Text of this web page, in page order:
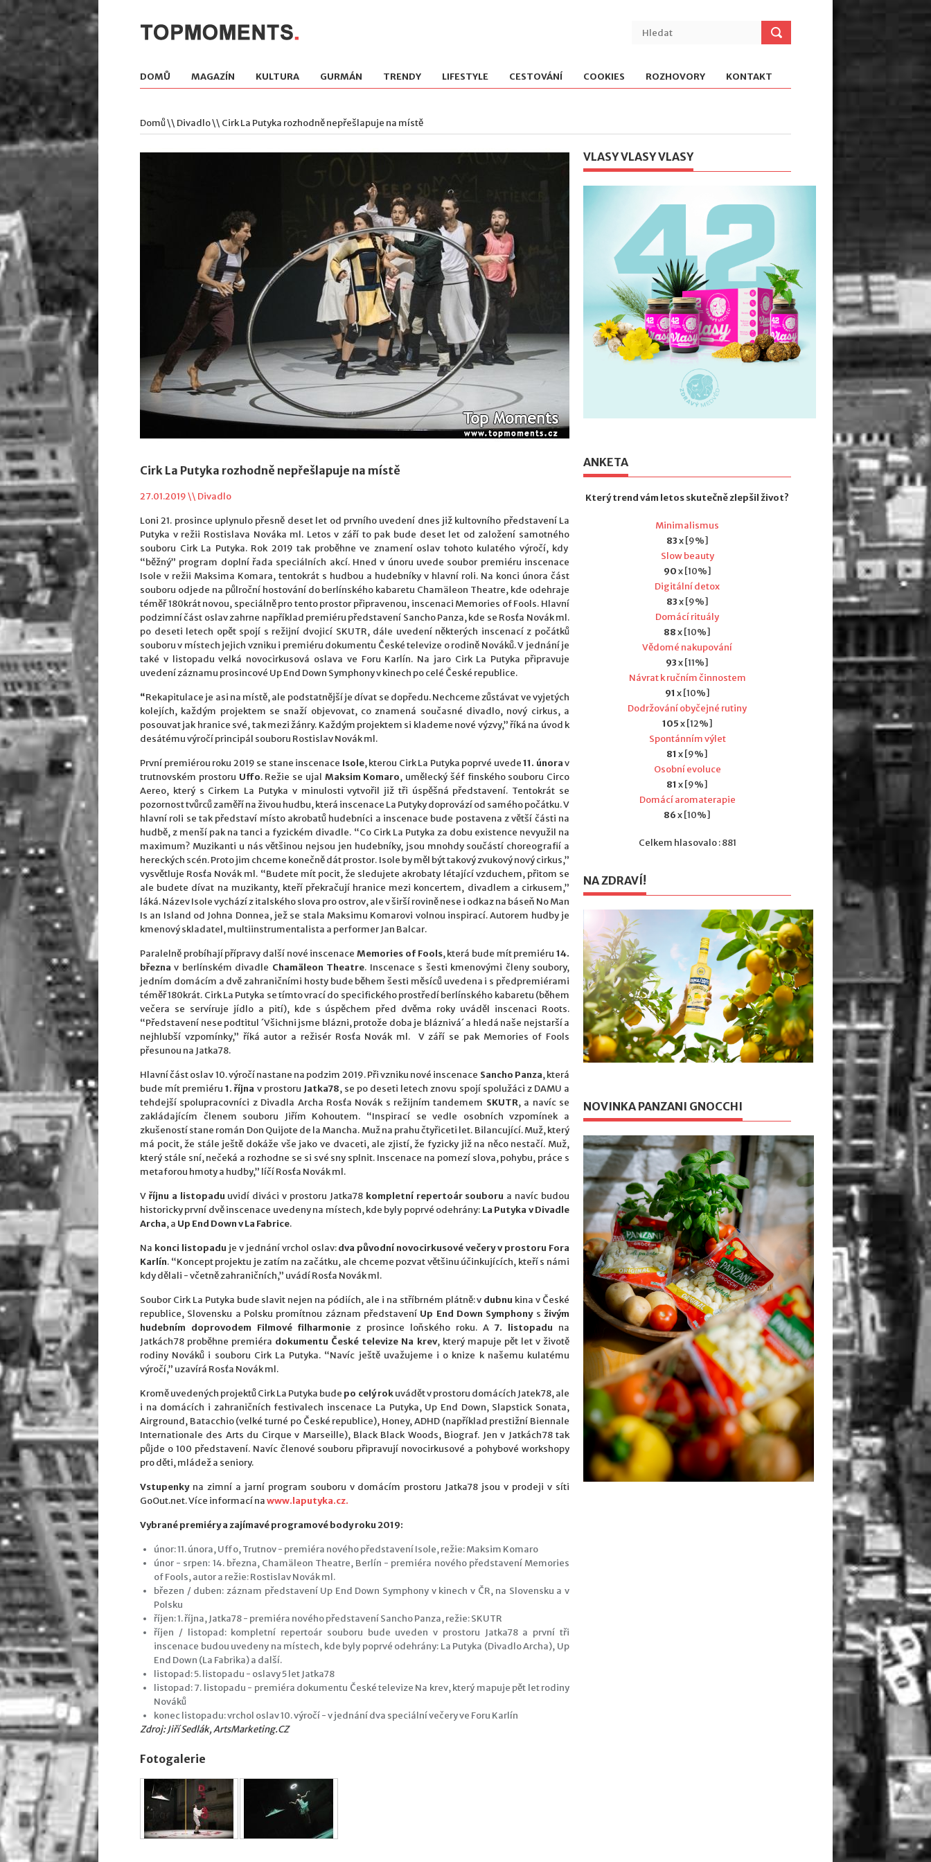
DOMŮ MAGAZÍN KULTURA GURMÁN TRENDY LIFESTYLE CESTOVÁNÍ COOKIES ROZHOVORY KONTAKT
Domů\\ Divadlo\\ Cirk La Putyka rozhodně nepřešlapuje na místě
Cirk La Putyka rozhodně nepřešlapuje na místě
27.01.2019 \\ Divadlo
Loni 21. prosince uplynulo přesně deset let od prvního uvedení dnes již kultovního představení La
Putyka v režii Rostislava Nováka ml. Letos v září to pak bude deset let od založení samotného
souboru Cirk La Putyka. Rok 2019 tak proběhne ve znamení oslav tohoto kulatého výročí, kdy
“běžný” program doplní řada speciálních akcí. Hned v únoru uvede soubor premiéru inscenace
Isole v režii Maksima Komara, tentokrát s hudbou a hudebníky v hlavní roli. Na konci února část
souboru odjede na půlroční hostování do berlínského kabaretu Chamäleon Theatre, kde odehraje
téměř 180krát novou, speciálně pro tento prostor připravenou, inscenaci Memories of Fools. Hlavní
podzimní část oslav zahrne například premiéru představení Sancho Panza, kde se Rosťa Novák ml.
po deseti letech opět spojí s režijní dvojicí SKUTR, dále uvedení některých inscenací z počátků
souboru v místech jejich vzniku i premiéru dokumentu České televize o rodině Nováků. V jednání je
také v listopadu velká novocirkusová oslava ve Foru Karlín. Na jaro Cirk La Putyka připravuje
uvedení záznamu prosincové Up End Down Symphony v kinech po celé České republice.
“Rekapitulace je asi na místě, ale podstatnější je dívat se dopředu. Nechceme zůstávat ve vyjetých
kolejích, každým projektem se snaží objevovat, co znamená současné divadlo, nový cirkus, a
posouvat jak hranice své, tak mezi žánry. Každým projektem si klademe nové výzvy,” říká na úvod k
desátému výročí principál souboru Rostislav Novák ml.
První premiérou roku 2019 se stane inscenace Isole, kterou Cirk La Putyka poprvé uvede11. únorav
trutnovském prostoru Uffo. Režie se ujal Maksim Komaro, umělecký šéf finského souboru Circo
Aereo, který s Cirkem La Putyka v minulosti vytvořil již tři úspěšná představení. Tentokrát se
pozornost tvůrců zaměří na živou hudbu, která inscenace La Putyky doprovází od samého počátku. V
hlavní roli se tak představí místo akrobatů hudebníci a inscenace bude postavena z větší části na
hudbě, z menší pak na tanci a fyzickém divadle. “Co Cirk La Putyka za dobu existence nevyužil na
maximum? Muzikanti u nás většinou nejsou jen hudebníky, jsou mnohdy součástí choreografií a
hereckých scén. Proto jim chceme konečně dát prostor. Isole by měl být takový zvukový nový cirkus,”
vysvětluje Rosťa Novák ml. “Budete mít pocit, že sledujete akrobaty létající vzduchem, přitom se
ale budete dívat na muzikanty, kteří překračují hranice mezi koncertem, divadlem a cirkusem,”
láká. Název Isole vychází z italského slova pro ostrov, ale v širší rovině nese i odkaz na báseň No Man
Is an Island od Johna Donnea, jež se stala Maksimu Komarovi volnou inspirací. Autorem hudby je
kmenový skladatel, multiinstrumentalista a performer Jan Balcar.
Paralelně probíhají přípravy další nové inscenaceMemories of Fools, která bude mít premiéru14.
března v berlínském divadle Chamäleon Theatre. Inscenace s šesti kmenovými členy soubory,
jedním domácím a dvě zahraničními hosty bude během šesti měsíců uvedena i s předpremiérami
téměř 180krát. Cirk La Putyka se tímto vrací do specifického prostředí berlínského kabaretu (během
večera se servíruje jídlo a pití), kde s úspěchem před dvěma roky uváděl inscenaci Roots.
“Představení nese podtitul ´Všichni jsme blázni, protože doba je bláznivá´ a hledá naše nejstarší a
nejhlubší vzpomínky,” říká autor a režisér Rosťa Novák ml. V září se pak Memories of Fools
přesunou na Jatka78.
Hlavní část oslav 10. výročí nastane na podzim 2019. Při vzniku nové inscenace Sancho Panza, která
bude mít premiéru1. října v prostoru Jatka78, se po deseti letech znovu spojí spolužáci z DAMU a
tehdejší spolupracovníci z Divadla Archa Rosťa Novák s režijním tandemem SKUTR, a navíc se
zakládajícím členem souboru Jiřím Kohoutem. “Inspirací se vedle osobních vzpomínek a
zkušeností stane román Don Quijote de la Mancha. Muž na prahu čtyřiceti let. Bilancující. Muž, který
má pocit, že stále ještě dokáže vše jako ve dvaceti, ale zjistí, že fyzicky již na něco nestačí. Muž,
který stále sní, nečeká a rozhodne se si své sny splnit. Inscenace na pomezí slova, pohybu, práce s
metaforou hmoty a hudby,” líčí Rosťa Novák ml.
V říjnu a listopadu uvidí diváci v prostoru Jatka78 kompletní repertoár souboru a navíc budou
historicky první dvě inscenace uvedeny na místech, kde byly poprvé odehrány: La Putyka v Divadle
Archa, a Up End Down v La Fabrice.
Na konci listopadu je v jednání vrchol oslav:dva původní novocirkusové večery v prostoru Fora
Karlín. “Koncept projektu je zatím na začátku, ale chceme pozvat většinu účinkujících, kteří s námi
kdy dělali - včetně zahraničních,” uvádí Rosťa Novák ml.
Soubor Cirk La Putyka bude slavit nejen na pódiích, ale i na stříbrném plátně: v dubnu kina v České
republice, Slovensku a Polsku promítnou záznam představení Up End Down Symphonysživým
hudebním doprovodem Filmové filharmonie z prosince loňského roku. A 7. listopadu na
Jatkách78 proběhne premiéra dokumentu České televize Na krev, který mapuje pět let v životě
rodiny Nováků i souboru Cirk La Putyka. “Navíc ještě uvažujeme i o knize k našemu kulatému
výročí,” uzavírá Rosťa Novák ml.
Kromě uvedených projektů Cirk La Putyka bude po celý rokuvádět v prostoru domácích Jatek78, ale
i na domácích i zahraničních festivalech inscenace La Putyka, Up End Down, Slapstick Sonata,
Airground, Batacchio (velké turné po České republice), Honey, ADHD (například prestižní Biennale
Internationale des Arts du Cirque v Marseille), Black Black Woods, Biograf. Jen v Jatkách78 tak
půjde o 100 představení. Navíc členové souboru připravují novocirkusové a pohybové workshopy
pro děti, mládež a seniory.
Vstupenky na zimní a jarní program souboru v domácím prostoru Jatka78 jsou v prodeji v síti
GoOut.net. Více informací nawww.laputyka.cz.
Vybrané premiéry a zajímavé programové body roku 2019:
únor: 11. února, Uffo, Trutnov - premiéra nového představení Isole, režie: Maksim Komaro
únor - srpen: 14. března, Chamäleon Theatre, Berlín - premiéra nového představení Memories
of Fools, autor a režie: Rostislav Novák ml.
březen / duben: záznam představení Up End Down Symphony v kinech v ČR, na Slovensku a v
Polsku
říjen: 1. října, Jatka78 - premiéra nového představení Sancho Panza, režie: SKUTR
říjen / listopad: kompletní repertoár souboru bude uveden v prostoru Jatka78 a první tři
inscenace budou uvedeny na místech, kde byly poprvé odehrány: La Putyka (Divadlo Archa), Up
End Down (La Fabrika) a další.
listopad: 5. listopadu - oslavy 5 let Jatka78
listopad: 7. listopadu - premiéra dokumentu České televize Na krev, který mapuje pět let rodiny
Nováků
konec listopadu: vrchol oslav 10. výročí - v jednání dva speciální večery ve Foru Karlín
Zdroj: Jiří Sedlák, ArtsMarketing.CZ
Fotogalerie
VLASY VLASY VLASY
ANKETA
Který trend vám letos skutečně zlepšil život?
Minimalismus
83x [9%]
Slow beauty
90x [10%]
Digitální detox
83x [9%]
Domácí rituály
88x [10%]
Vědomé nakupování
93x [11%]
Návrat k ručním činnostem
91 x [10%]
Dodržování obyčejné rutiny
105x [12%]
Spontánním výlet
81 x [9%]
Osobní evoluce
81 x [9%]
Domácí aromaterapie
86x [10%]
Celkem hlasovalo : 881
NA ZDRAVÍ!
NOVINKA PANZANI GNOCCHI